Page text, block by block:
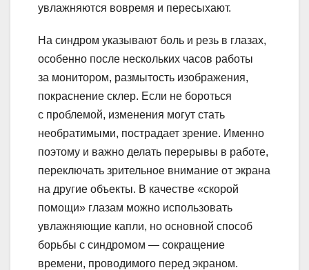
увлажняются вовремя и пересыхают.
На синдром указывают боль и резь в глазах,
особенно после нескольких часов работы
за монитором, размытость изображения,
покраснение склер. Если не бороться
с проблемой, изменения могут стать
необратимыми, пострадает зрение. Именно
поэтому и важно делать перерывы в работе,
переключать зрительное внимание от экрана
на другие объекты. В качестве «скорой
помощи» глазам можно использовать
увлажняющие капли, но основной способ
борьбы с синдромом — сокращение
времени, проводимого перед экраном.